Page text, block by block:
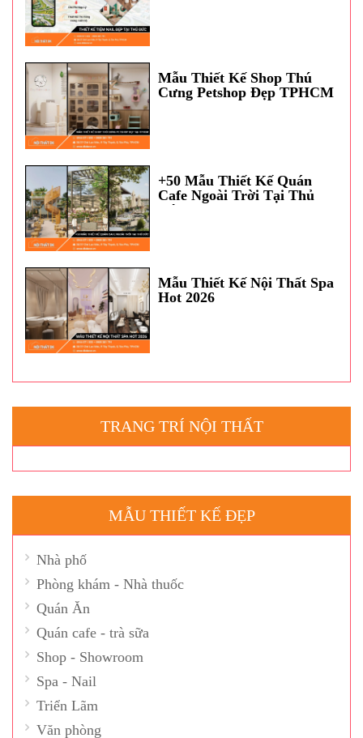
Mẫu Thiết Kế Shop Thú
Cưng Petshop Đẹp TPHCM
+50 Mẫu Thiết Kế Quán
Cafe Ngoài Trời Tại Thủ
Đức
Mẫu Thiết Kế Nội Thất Spa
Hot 2026
TRANG TRÍ NỘI THẤT
MẪU THIẾT KẾ ĐẸP
Nhà phố
Phòng khám - Nhà thuốc
Quán Ăn
Quán cafe - trà sữa
Shop - Showroom
Spa - Nail
Triển Lãm
Văn phòng